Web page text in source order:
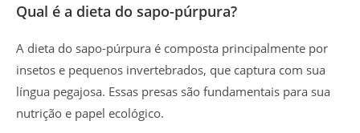
Qual é a dieta do sapo-púrpura?
A dieta do sapo-púrpura é composta principalmente por
insetos e pequenos invertebrados, que captura com sua
língua pegajosa. Essas presas são fundamentais para sua
nutrição e papel ecológico.